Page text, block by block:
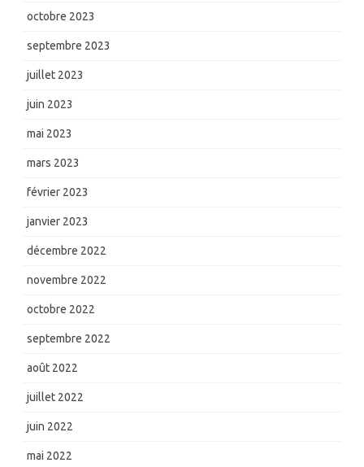
octobre 2023
septembre 2023
juillet 2023
juin 2023
mai 2023
mars 2023
février 2023
janvier 2023
décembre 2022
novembre 2022
octobre 2022
septembre 2022
août 2022
juillet 2022
juin 2022
mai 2022